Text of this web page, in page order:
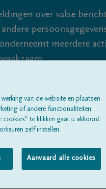
over valse
meerdere
Over ons
van de website en plaatsen
of andere functionaliteiten;
te klikken gaat u akkoord
zelf instellen.
Aanvaard alle cookies